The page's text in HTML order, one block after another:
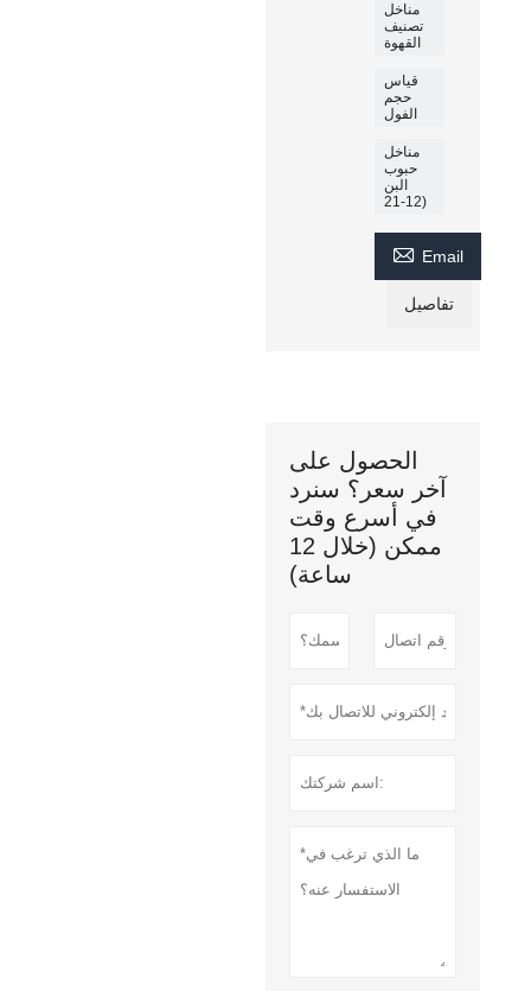
مناخل
تصنيف
القهوة
قياس
حجم
الفول
مناخل
حبوب
البن
(12-21
 Email
تفاصيل
الحصول على
آخر سعر؟ سنرد
في أسرع وقت
ممكن (خلال 12
ساعة)